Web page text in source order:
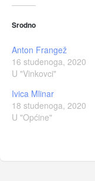
Srodno
Anton Frangež
16 studenoga, 2020
U "Vinkovci"
Ivica Mlinar
18 studenoga, 2020
U "Općine"